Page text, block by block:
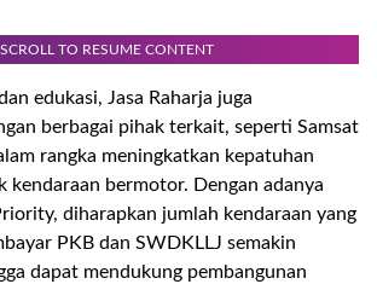
SCROLL TO RESUME CONTENT
edukasi, Jasa Raharja juga
berbagai pihak terkait, seperti Samsat
rangka meningkatkan kepatuhan
kendaraan bermotor. Dengan adanya
diharapkan jumlah kendaraan yang
PKB dan SWDKLLJ semakin
dapat mendukung pembangunan